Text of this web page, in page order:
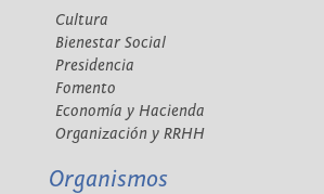
Cultura
Bienestar Social
Presidencia
Fomento
Economía y Hacienda
Organización y RRHH
Organismos